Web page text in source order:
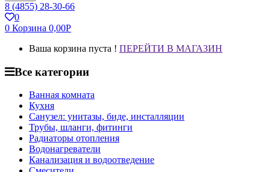
8 (4855) 28-30-66
0
0 Корзина 0,00Р
Ваша корзина пуста ! ПЕРЕЙТИ В МАГАЗИН
Все категории
Ванная комната
Кухня
Санузел: унитазы, биде, инсталляции
Трубы, шланги, фитинги
Радиаторы отопления
Водонагреватели
Канализация и водоотведение